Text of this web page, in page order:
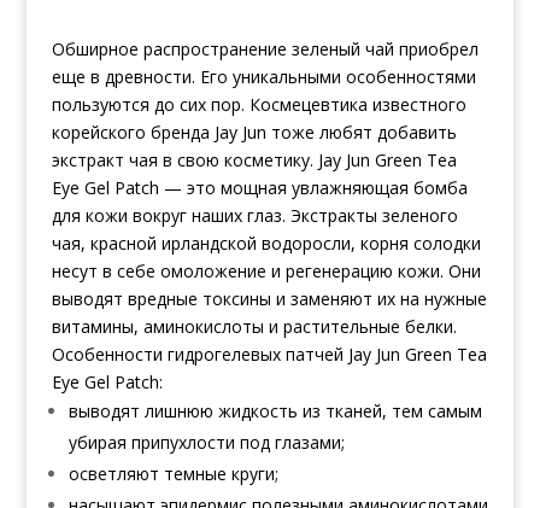
Обширное распространение зеленый чай приобрел
еще в древности. Его уникальными особенностями
пользуются до сих пор. Космецевтика известного
корейского бренда Jay Jun тоже любят добавить
экстракт чая в свою косметику. Jay Jun Green Tea
Eye Gel Patch — это мощная увлажняющая бомба
для кожи вокруг наших глаз. Экстракты зеленого
чая, красной ирландской водоросли, корня солодки
несут в себе омоложение и регенерацию кожи. Они
выводят вредные токсины и заменяют их на нужные
витамины, аминокислоты и растительные белки.
Особенности гидрогелевых патчей Jay Jun Green Tea
Eye Gel Patch:
выводят лишнюю жидкость из тканей, тем самым
убирая припухлости под глазами;
осветляют темные круги;